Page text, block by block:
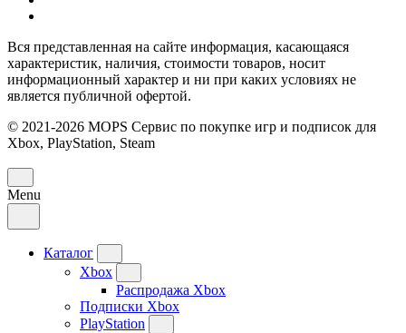
Вся представленная на сайте информация, касающаяся
характеристик, наличия, стоимости товаров, носит
информационный характер и ни при каких условиях не
является публичной офертой.
© 2021-2026 MOPS Сервис по покупке игр и подписок для
Xbox, PlayStation, Steam
Menu
Каталог
Xbox
Распродажа Xbox
Подписки Xbox
PlayStation